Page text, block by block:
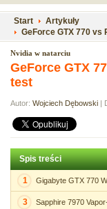
Start
Artykuły
GeForce GTX 770 vs
Nvidia w natarciu
GeForce GTX
test
Autor: Wojciech Dębowski |
Spis treści
1 Gigabyte GTX 770
3 Sapphire 7970